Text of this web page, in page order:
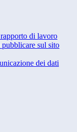
di lavoro
sul sito
dei dati